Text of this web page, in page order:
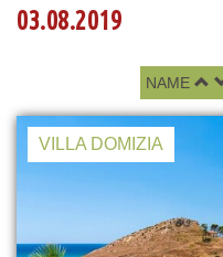
03.08.2019
NAME
VILLA DOMIZIA